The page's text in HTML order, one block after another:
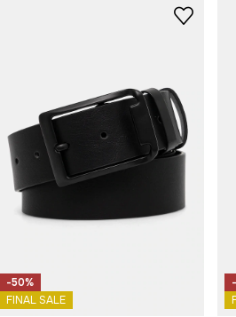
-50%
FINAL SALE